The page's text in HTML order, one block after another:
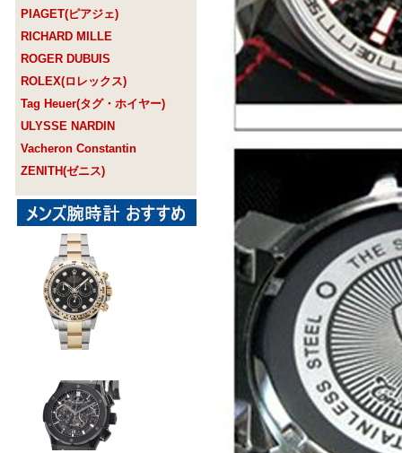
PIAGET(ピアジェ)
RICHARD MILLE
ROGER DUBUIS
ROLEX(ロレックス)
Tag Heuer(タグ・ホイヤー)
ULYSSE NARDIN
Vacheron Constantin
ZENITH(ゼニス)